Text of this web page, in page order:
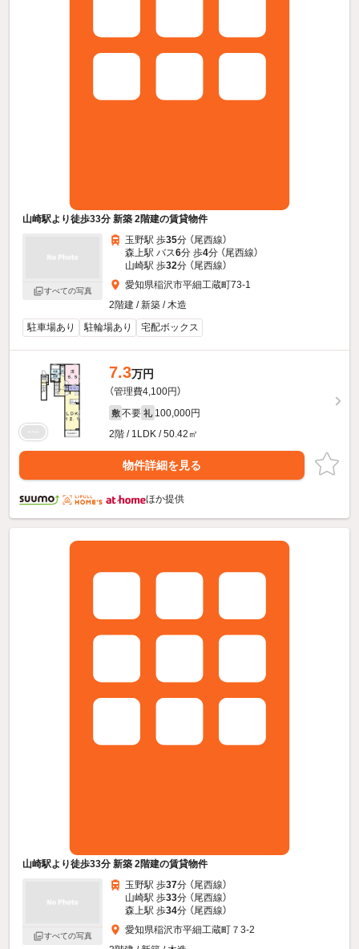
山崎駅より徒歩33分 新築 2階建の賃貸物件
すべての写真
玉野駅 歩35分 （尾西線）
森上駅 バス6分 歩4分 （尾西線）
山崎駅 歩32分 （尾西線）
愛知県稲沢市平細工蔵町73-1
2階建 / 新築 / 木造
駐車場あり
駐輪場あり 宅配ボックス
7.3万円
（管理費4,100円）
敷 不要 礼 100,000円
2階 / 1LDK / 50.42㎡
物件詳細を見る
ほか提供
山崎駅より徒歩33分 新築 2階建の賃貸物件
すべての写真
玉野駅 歩37分 （尾西線）
山崎駅 歩33分 （尾西線）
森上駅 歩34分 （尾西線）
愛知県稲沢市平細工蔵町７3-2